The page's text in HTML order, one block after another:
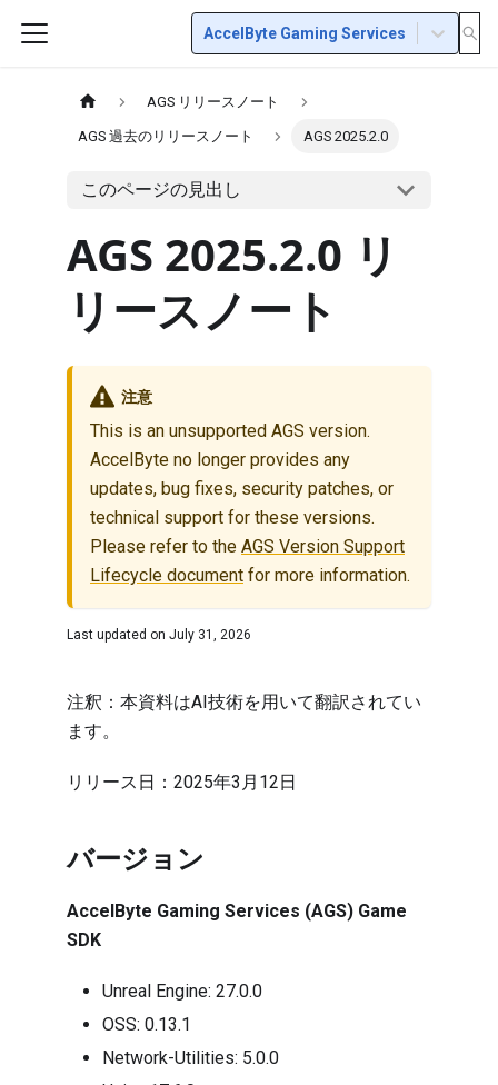
AccelByte Gaming Services
AGS リリースノート
AGS 過去のリリースノート AGS 2025.2.0
このページの見出し
AGS 2025.2.0 リ
リースノート
注意
This is an unsupported AGS version.
AccelByte no longer provides any
updates, bug fixes, security patches, or
technical support for these versions.
Please refer to the AGS Version Support
Lifecycle document for more information.
Last updated on July 31, 2026
注釈：本資料はAI技術を用いて翻訳されてい
ます。
リリース日：2025年3月12日
バージョン
AccelByte Gaming Services (AGS) Game
SDK
Unreal Engine: 27.0.0
OSS: 0.13.1
Network-Utilities: 5.0.0